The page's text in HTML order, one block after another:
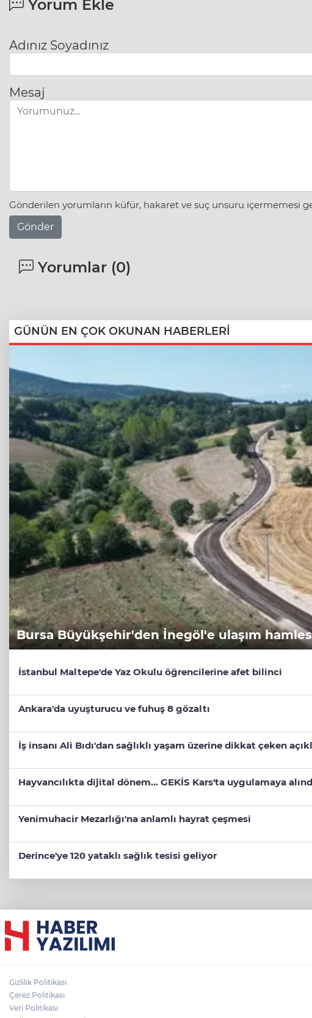
Yorum Ekle
Adınız Soyadınız
Mesaj
Gönderilen yorumların küfür, hakaret ve suç unsuru içermemesi
Gönder
Yorumlar (0)
GÜNÜN EN ÇOK OKUNAN HABERLERİ
Bursa Büyükşehir'den İnegöl'e ulaşım
İstanbul Maltepe'de Yaz Okulu öğrencilerine afet bilinci
Ankara'da uyuşturucu ve fuhuş 8 gözaltı
İş insanı Ali Bıdı'dan sağlıklı yaşam üzerine dikkat çeken
Hayvancılıkta dijital dönem... GEKİS Kars'ta uygulamaya
Yenimuhacir Mezarlığı'na anlamlı hayrat çeşmesi
Derince'ye 120 yataklı sağlık tesisi geliyor
Gizlilik Politikası
Çerez Politikası
Veri Politikası